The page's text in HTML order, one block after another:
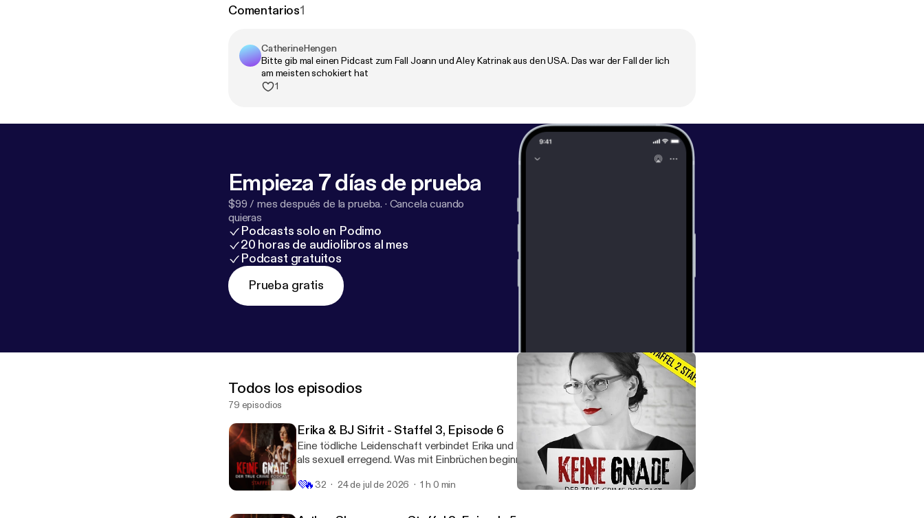
Comentarios1
CatherineHengen
Bitte gib mal einen Pidcast zum Fall Joann und Aley Katrinak aus den USA. Das war der Fall der lich
am meisten schokiert hat
1
Empieza 7 días de prueba
$99 / mes después de la prueba. · Cancela cuando
quieras
Podcasts solo en Podimo
20 horas de audiolibros al mes
Podcast gratuitos
Prueba gratis
Todos los episodios
79 episodios
Erika & BJ Sifrit - Staffel 3, Episode 6
Eine tödliche Leidenschaft verbindet Erika und BJ Sifrit - Das Paar empfindet Gewalt
als sexuell erregend. Was mit Einbrüchen beginnt, endet in einem makabren Spiel aus
💜🔥 32 24 de jul de 2026 1 h 0 min